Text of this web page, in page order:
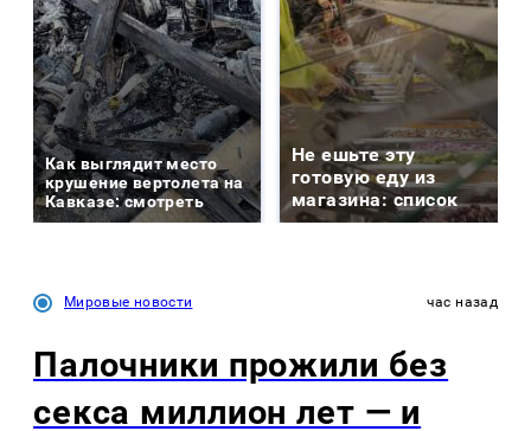
Как выглядит место
крушение вертолета на
Кавказе: смотреть
Не ешьте эту
готовую еду из
магазина: список
Мировые новости час назад
Палочники прожили без
секса миллион лет — и